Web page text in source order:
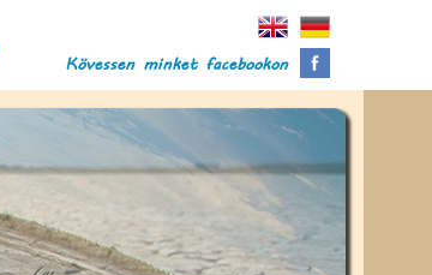
Kövessen minket facebookon